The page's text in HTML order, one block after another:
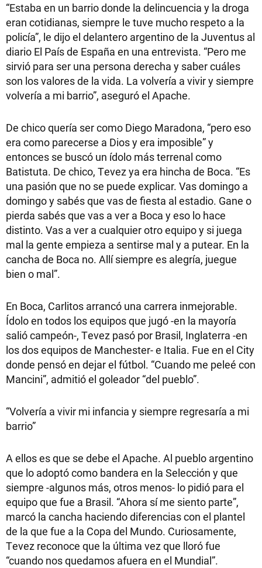
“Estaba en un barrio donde la delincuencia y la droga
eran cotidianas, siempre le tuve mucho respeto a la
policía”, le dijo el delantero argentino de la Juventus al
diario El País de España en una entrevista. “Pero me
sirvió para ser una persona derecha y saber cuáles
son los valores de la vida. La volvería a vivir y siempre
volvería a mi barrio”, aseguró el Apache.
De chico quería ser como Diego Maradona, “pero eso
era como parecerse a Dios y era imposible” y
entonces se buscó un ídolo más terrenal como
Batistuta. De chico, Tevez ya era hincha de Boca. “Es
una pasión que no se puede explicar. Vas domingo a
domingo y sabés que vas de fiesta al estadio. Gane o
pierda sabés que vas a ver a Boca y eso lo hace
distinto. Vas a ver a cualquier otro equipo y si juega
mal la gente empieza a sentirse mal y a putear. En la
cancha de Boca no. Allí siempre es alegría, juegue
bien o mal”.
En Boca, Carlitos arrancó una carrera inmejorable.
Ídolo en todos los equipos que jugó -en la mayoría
salió campeón-, Tevez pasó por Brasil, Inglaterra -en
los dos equipos de Manchester- e Italia. Fue en el City
donde pensó en dejar el fútbol. “Cuando me peleé con
Mancini”, admitió el goleador “del pueblo”.
“Volvería a vivir mi infancia y siempre regresaría a mi
barrio”
A ellos es que se debe el Apache. Al pueblo argentino
que lo adoptó como bandera en la Selección y que
siempre -algunos más, otros menos- lo pidió para el
equipo que fue a Brasil. “Ahora sí me siento parte”,
marcó la cancha haciendo diferencias con el plantel
de la que fue a la Copa del Mundo. Curiosamente,
Tevez reconoce que la última vez que lloró fue
“cuando nos quedamos afuera en el Mundial”.
Seguinos